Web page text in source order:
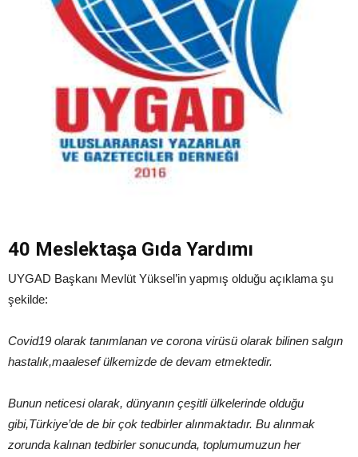
40 Meslektaşa Gıda Yardımı
UYGAD Başkanı Mevlüt Yüksel’in yapmış olduğu açıklama şu
şekilde:
Covid19 olarak tanımlanan ve corona virüsü olarak bilinen salgın
hastalık,maalesef ülkemizde de devam etmektedir.
Bunun neticesi olarak, dünyanın çeşitli ülkelerinde olduğu
gibi,Türkiye’de de bir çok tedbirler alınmaktadır. Bu alınmak
zorunda kalınan tedbirler sonucunda, toplumumuzun her